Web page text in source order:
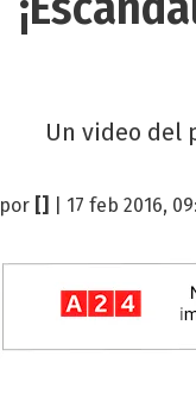
Un video del
por | 17 feb 2016,